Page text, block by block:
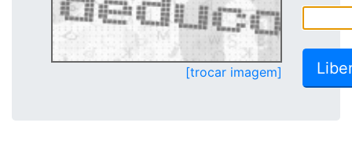
[trocar imagem]